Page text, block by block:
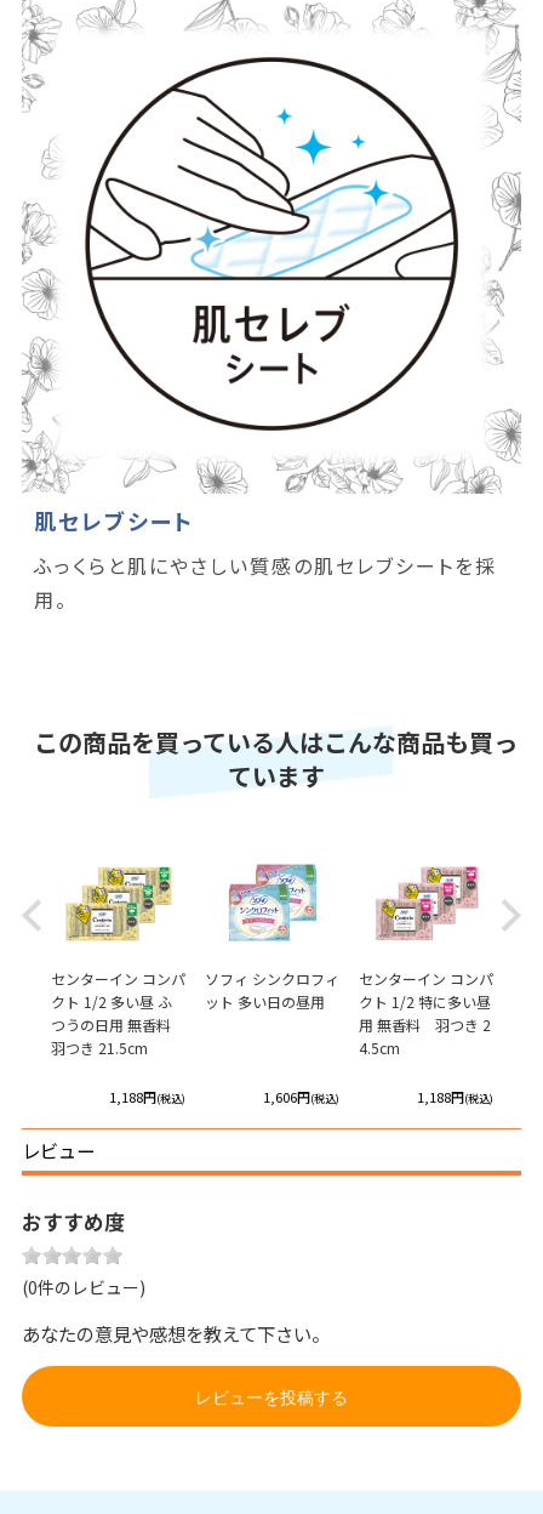
肌セレブシート
ふっくらと肌にやさしい質感の肌セレブシートを採
用。
この商品を買っている人はこんな商品も買っ
ています
Previous
センターイン コンパ
クト 1/2 多い昼 ふ
つうの日用 無香料
羽つき 21.5cm
1,188円(税込)
ソフィ シンクロフィ
ット 多い日の昼用
1,606円(税込)
センターイン コンパ
クト 1/2 特に多い昼
用 無香料 羽つき 2
4.5cm
1,188円(税込)
Next
レビュー
おすすめ度
(0件のレビュー)
あなたの意見や感想を教えて下さい。
レビューを投稿する